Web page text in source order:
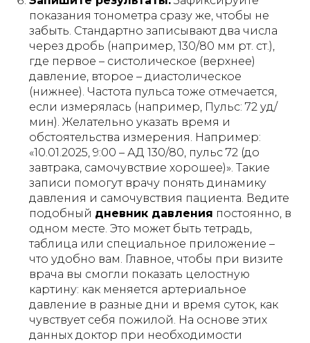
показания тонометра сразу же, чтобы не
забыть. Стандартно записывают два числа
через дробь (например, 130/80 мм рт. ст.),
где первое – систолическое (верхнее)
давление, второе – диастолическое
(нижнее). Частота пульса тоже отмечается,
если измерялась (например, Пульс: 72 уд/
мин). Желательно указать время и
обстоятельства измерения. Например:
«10.01.2025, 9:00 – АД 130/80, пульс 72 (до
завтрака, самочувствие хорошее)». Такие
записи помогут врачу понять динамику
давления и самочувствия пациента. Ведите
подобный дневник давления постоянно, в
одном месте. Это может быть тетрадь,
таблица или специальное приложение –
что удобно вам. Главное, чтобы при визите
врача вы смогли показать целостную
картину: как меняется артериальное
давление в разные дни и время суток, как
чувствует себя пожилой. На основе этих
данных доктор при необходимости